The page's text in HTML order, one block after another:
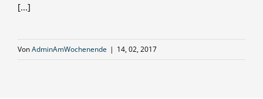
[...]
VonAdminAmWochenende | 14, 02, 2017